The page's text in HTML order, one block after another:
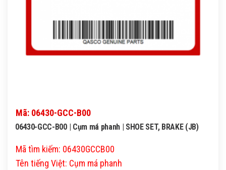
Mã: 06430-GCC-B00
06430-GCC-B00 | Cụm má phanh | SHOE SET, BRAKE (JB)
Mã tìm kiếm: 06430GCCB00
Tên tiếng Việt: Cụm má phanh